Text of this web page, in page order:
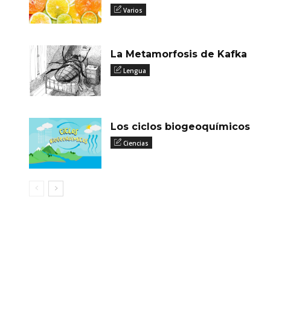
Varios
La Metamorfosis de Kafka
Lengua
Los ciclos biogeoquímicos
Ciencias